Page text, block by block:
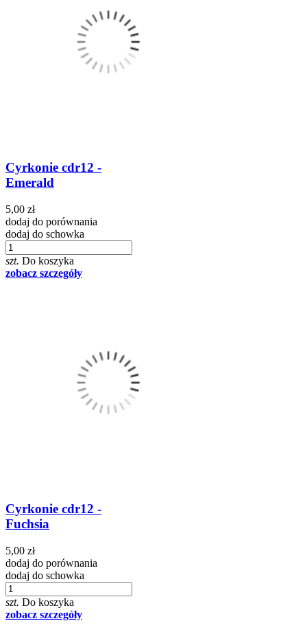
Cyrkonie cdr12 -
Emerald
5,00 zł
dodaj do porównania
dodaj do schowka
szt. Do koszyka
zobacz szczegóły
Cyrkonie cdr12 -
Fuchsia
5,00 zł
dodaj do porównania
dodaj do schowka
szt. Do koszyka
zobacz szczegóły